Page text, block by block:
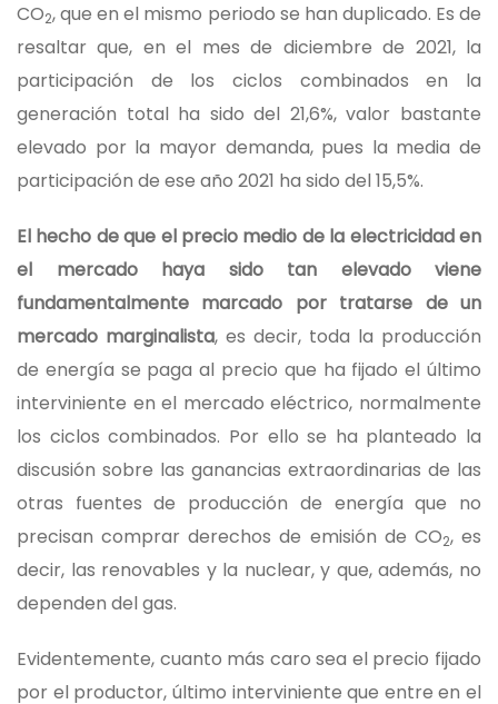
CO2, que en el mismo periodo se han duplicado. Es de
resaltar que, en el mes de diciembre de 2021, la
participación de los ciclos combinados en la
generación total ha sido del 21,6%, valor bastante
elevado por la mayor demanda, pues la media de
participación de ese año 2021 ha sido del 15,5%.
El hecho de que el precio medio de la electricidad en
el mercado haya sido tan elevado viene
fundamentalmente marcado por tratarse de un
mercado marginalista, es decir, toda la producción
de energía se paga al precio que ha fijado el último
interviniente en el mercado eléctrico, normalmente
los ciclos combinados. Por ello se ha planteado la
discusión sobre las ganancias extraordinarias de las
otras fuentes de producción de energía que no
precisan comprar derechos de emisión de CO2, es
decir, las renovables y la nuclear, y que, además, no
dependen del gas.
Evidentemente, cuanto más caro sea el precio fijado
por el productor, último interviniente que entre en el